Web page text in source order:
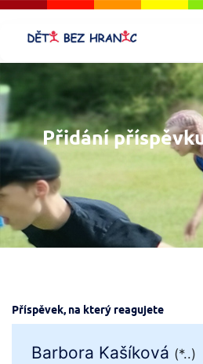
Přidání
Příspěvek, na který reagujete
Barbora Kašíková (*..)